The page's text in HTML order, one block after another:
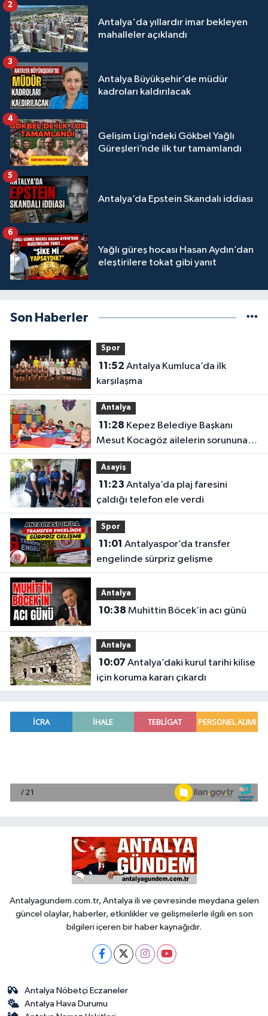
Antalya'da yıllardır imar bekleyen
mahalleler açıklandı
2
Antalya Büyükşehir’de müdür
kadroları kaldırılacak
3
Gelişim Ligi’ndeki Gökbel Yağlı
Güreşleri’nde ilk tur tamamlandı
4
Antalya’da Epstein Skandalı iddiası
5
Yağlı güreş hocası Hasan Aydın’dan
eleştirilere tokat gibi yanıt
6
Son Haberler
Spor
11:52
karşılaşma
Antalya
11:28
Mesut Kocagöz ailelerin sorununa
çözüm arıyor
Asayiş
11:23
çaldığı telefon ele verdi
Spor
11:01
engelinde sürpriz gelişme
Antalya
10:38 Muhittin Böcek’in acı günü
Antalya
10:07
için koruma kararı çıkardı
Antalyagundem.com.tr, Antalya ili ve çevresinde meydana gelen
güncel olaylar, haberler, etkinlikler ve gelişmelerle ilgili en son
bilgileri içeren bir haber kaynağıdır.
Antalya Nöbetçi Eczaneler
Antalya Hava Durumu